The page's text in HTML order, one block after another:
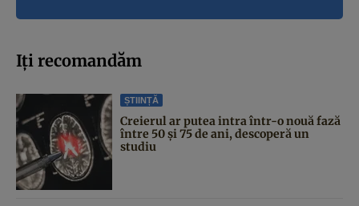
Iți recomandăm
ȘTIINȚĂ
Creierul ar putea intra într-o nouă fază
între 50 și 75 de ani, descoperă un
studiu